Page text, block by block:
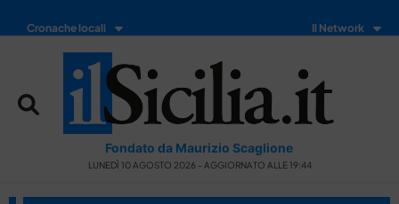
Cronache locali Il Network
Fondato da Maurizio Scaglione
LUNEDÌ 10 AGOSTO 2026 - AGGIORNATO ALLE 19:44